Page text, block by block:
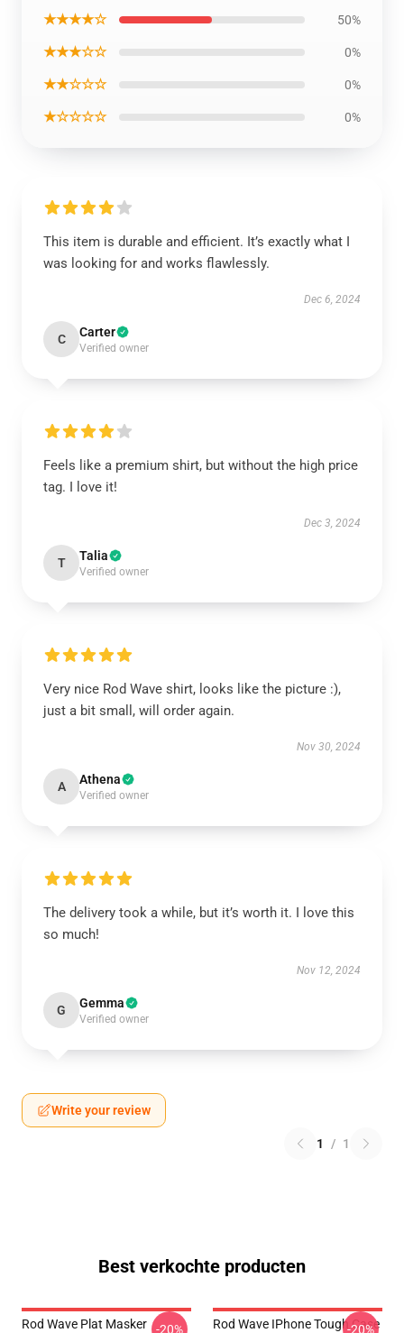
★★★★☆ 50%
★★★☆☆ 0%
★★☆☆☆ 0%
★☆☆☆☆ 0%
This item is durable and efficient. It’s exactly what I
was looking for and works flawlessly.
Dec 6, 2024
C Carter
Verified owner
Feels like a premium shirt, but without the high price
tag. I love it!
Dec 3, 2024
T Talia
Verified owner
Very nice Rod Wave shirt, looks like the picture :),
just a bit small, will order again.
Nov 30, 2024
A Athena
Verified owner
The delivery took a while, but it’s worth it. I love this
so much!
Nov 12, 2024
G Gemma
Verified owner
Write your review
1 / 1
Best verkochte producten
Rod Wave Plat Masker
-20%
Rod Wave IPhone Tough Case
-20%